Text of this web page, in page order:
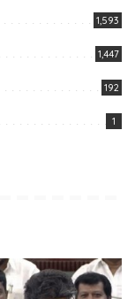
1,593
1,447
192
1